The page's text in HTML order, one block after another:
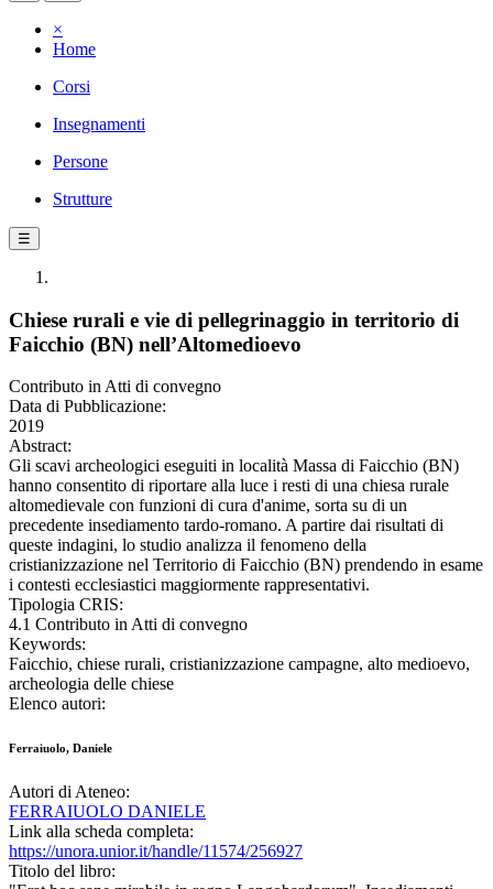
×
Home
Corsi
Insegnamenti
Persone
Strutture
☰
Chiese rurali e vie di pellegrinaggio in territorio di
Faicchio (BN) nell’Altomedioevo
Contributo in Atti di convegno
Data di Pubblicazione:
2019
Abstract:
Gli scavi archeologici eseguiti in località Massa di Faicchio (BN)
hanno consentito di riportare alla luce i resti di una chiesa rurale
altomedievale con funzioni di cura d'anime, sorta su di un
precedente insediamento tardo-romano. A partire dai risultati di
queste indagini, lo studio analizza il fenomeno della
cristianizzazione nel Territorio di Faicchio (BN) prendendo in esame
i contesti ecclesiastici maggiormente rappresentativi.
Tipologia CRIS:
4.1 Contributo in Atti di convegno
Keywords:
Faicchio, chiese rurali, cristianizzazione campagne, alto medioevo,
archeologia delle chiese
Elenco autori:
Ferraiuolo, Daniele
Autori di Ateneo:
FERRAIUOLO DANIELE
Link alla scheda completa:
https://unora.unior.it/handle/11574/256927
Titolo del libro: